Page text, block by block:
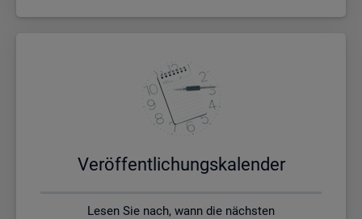
Ver­öf­fent­li­chungs­ka­len­der
Lesen Sie nach, wann die nächsten